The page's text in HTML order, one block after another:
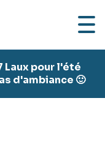
Laux pour l'été
d'ambiance 🙂